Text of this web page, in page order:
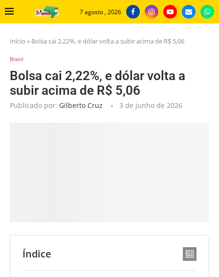
7 agosto , 2026
Início » Bolsa cai 2,22%, e dólar volta a subir acima de R$ 5,06
Brasil
Bolsa cai 2,22%, e dólar volta a
subir acima de R$ 5,06
Publicado por: Gilberto Cruz 3 de junho de 2026
Índice